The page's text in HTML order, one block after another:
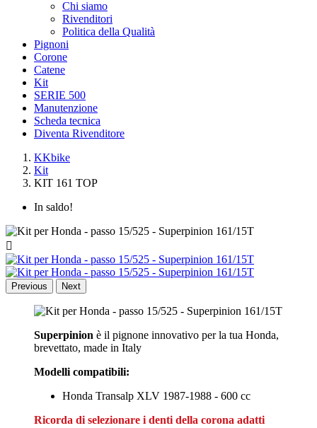
Chi siamo
Rivenditori
Politica della Qualità
Pignoni
Corone
Catene
Kit
SERIE 500
Manutenzione
Scheda tecnica
Diventa Rivenditore
KKbike
Kit
KIT 161 TOP
In saldo!

Previous Next
Superpinion è il pignone innovativo per la tua Honda,
brevettato, made in Italy
Modelli compatibili:
Honda Transalp XLV 1987-1988 - 600 cc
Ricorda di selezionare i denti della corona adatti